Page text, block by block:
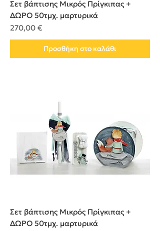
Σετ βάπτισης Μικρός Πρίγκιπας +
ΔΩΡΟ 50τμχ. μαρτυρικά
Τιμή
270,00 €
Προσθήκη στο καλάθι
Σετ βάπτισης Μικρός Πρίγκιπας +
ΔΩΡΟ 50τμχ. μαρτυρικά